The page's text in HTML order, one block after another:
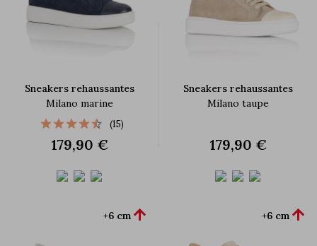
Sneakers rehaussantes
Milano marine
(15)
179,90 €
Sneakers rehaussantes
Milano taupe
179,90 €
+6 cm  +6 cm 